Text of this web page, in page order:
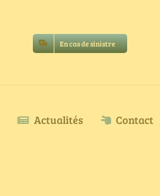
En cas de sinistre
Actualités Contact